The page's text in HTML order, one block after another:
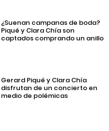
¿Suenan campanas de boda?
Piqué y Clara Chía son
captados comprando un anillo
Gerard Piqué y Clara Chía
disfrutan de un concierto en
medio de polémicas